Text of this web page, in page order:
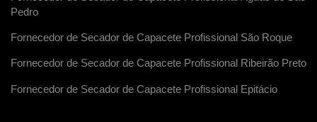
Pedro
Fornecedor de Secador de Capacete Profissional São Roque
Fornecedor de Secador de Capacete Profissional Ribeirão Preto
Fornecedor de Secador de Capacete Profissional Epitácio